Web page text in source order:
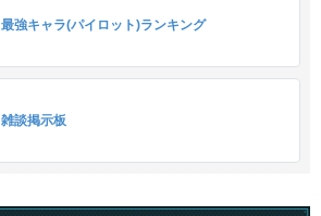
最強キャラ(パイロット)ランキング
雑談掲示板